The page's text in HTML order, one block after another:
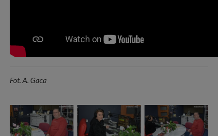
Fot. A. Gaca